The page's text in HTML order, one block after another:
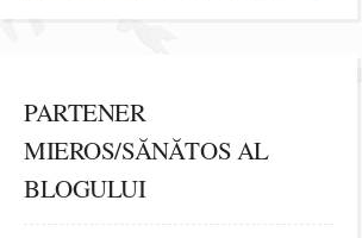
PARTENER
MIEROS/SĂNĂTOS AL
BLOGULUI